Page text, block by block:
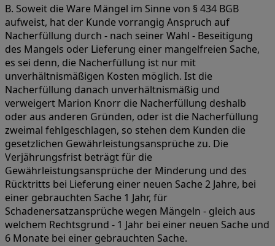
B. Soweit die Ware Mängel im Sinne von § 434 BGB
aufweist, hat der Kunde vorrangig Anspruch auf
Nacherfüllung durch - nach seiner Wahl - Beseitigung
des Mangels oder Lieferung einer mangelfreien Sache,
es sei denn, die Nacherfüllung ist nur mit
unverhältnismäßigen Kosten möglich. Ist die
Nacherfüllung danach unverhältnismäßig und
verweigert Marion Knorr die Nacherfüllung deshalb
oder aus anderen Gründen, oder ist die Nacherfüllung
zweimal fehlgeschlagen, so stehen dem Kunden die
gesetzlichen Gewährleistungsansprüche zu. Die
Verjährungsfrist beträgt für die
Gewährleistungsansprüche der Minderung und des
Rücktritts bei Lieferung einer neuen Sache 2 Jahre, bei
einer gebrauchten Sache 1 Jahr, für
Schadenersatzansprüche wegen Mängeln - gleich aus
welchem Rechtsgrund - 1 Jahr bei einer neuen Sache und
6 Monate bei einer gebrauchten Sache.